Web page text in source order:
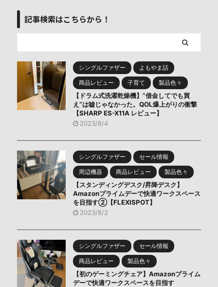
記事検索はこちらから！
シングルファザー よもやま話
商品レビュー 子育て 製品色々
【ドラム式洗濯乾燥機】”借金してでも買
え”は嘘じゃなかった。QOL爆上がりの衝撃
【SHARP ES-X11A レビュー】
2023/8/4
シングルファザー セール情報
周辺機器 商品レビュー 製品色々
【スタンディングデスク/昇降デスク】
Amazonプライムデーで快適ワークスペース
を目指す②【FLEXISPOT】
2023/8/2
シングルファザー セール情報
商品レビュー 製品色々
【初のゲーミングチェア】Amazonプライム
デーで快適ワークスペースを目指す